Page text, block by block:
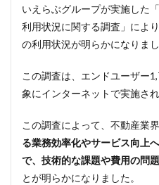
いえらぶグループが実施した
利用状況に関する調査」によ
の利用状況が明らかになりまし
この調査は、エンドユーザー
象にインターネットで実施され
この調査によって、不動産業界
る業務効率化やサービス向上
で、技術的な課題や費用の問
とが明らかになりました。